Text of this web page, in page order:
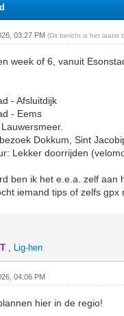
03:27 PM(Dit bericht is het laatst
week of 6, vanuit
- Afsluitdijk
- Eems
Dokkum, Sint
Lekker doorrijden
ben ik het e.e.a. zelf aan
iemand tips of zelfs gpx
, Lig-hen
04:06 PM
hier in de regio!